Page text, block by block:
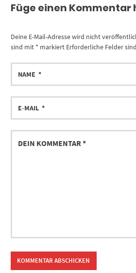
Füge einen Kommentar
Deine E-Mail-Adresse wird nicht
sind mit * markiert Erforderliche Felder